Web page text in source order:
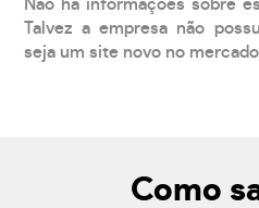
Não há informações sobre
Talvez a empresa não
seja um site novo no
Como